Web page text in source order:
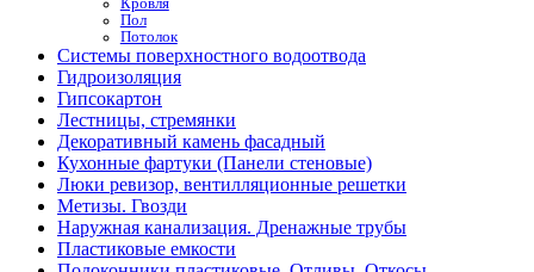
Кровля
Пол
Потолок
Системы поверхностного водоотвода
Гидроизоляция
Гипсокартон
Лестницы, стремянки
Декоративный камень фасадный
Кухонные фартуки (Панели стеновые)
Люки ревизор, вентилляционные решетки
Метизы. Гвозди
Наружная канализация. Дренажные трубы
Пластиковые емкости